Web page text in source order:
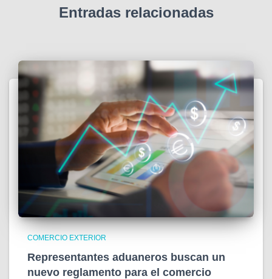
Entradas relacionadas
COMERCIO EXTERIOR
Representantes aduaneros buscan un
nuevo reglamento para el comercio